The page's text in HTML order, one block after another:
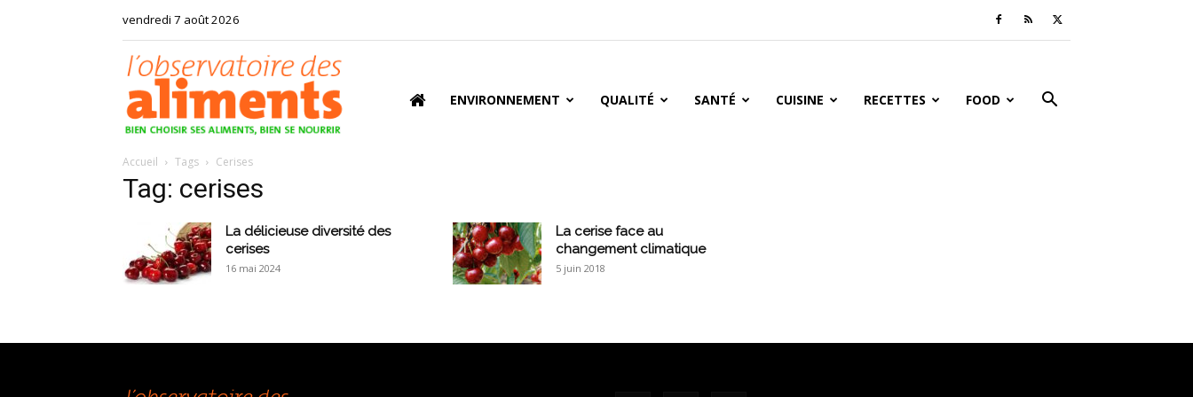
vendredi 7 août 2026
ENVIRONNEMENT QUALITÉ SANTÉ CUISINE RECETTES FOOD
Accueil Tags Cerises
Tag: cerises
La délicieuse diversité des
cerises
16 mai 2024
La cerise face au
changement climatique
5 juin 2018